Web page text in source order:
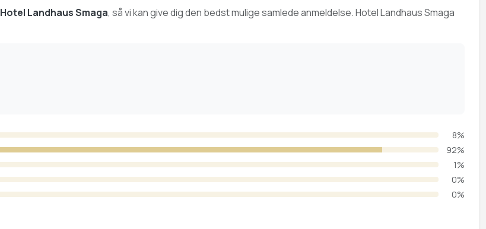
Hotel Landhaus Smaga, så vi kan give dig den bedst mulige samlede anmeldelse. Hotel Landhaus Smaga
8%
92%
1%
0%
0%